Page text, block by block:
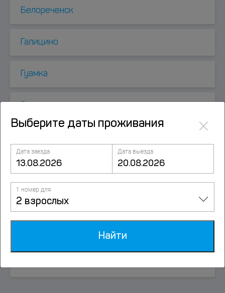
Белореченск
Галицино
Гуамка
Даховская
Изобильный
Выберите даты проживания ×
Дата заезда Дата выезда
1 номер для
2 взрослых
Найти